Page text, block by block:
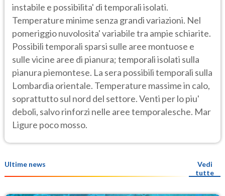
instabile e possibilita' di temporali isolati.
Temperature minime senza grandi variazioni. Nel
pomeriggio nuvolosita' variabile tra ampie schiarite.
Possibili temporali sparsi sulle aree montuose e
sulle vicine aree di pianura; temporali isolati sulla
pianura piemontese. La sera possibili temporali sulla
Lombardia orientale. Temperature massime in calo,
soprattutto sul nord del settore. Venti per lo piu'
deboli, salvo rinforzi nelle aree temporalesche. Mar
Ligure poco mosso.
Ultime news
Vedi
tutte